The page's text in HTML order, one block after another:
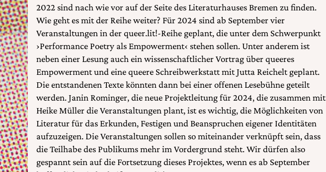
2022 sind nach wie vor auf der Seite des Literaturhauses Bremen zu finden.
Wie geht es mit der Reihe weiter? Für 2024 sind ab September vier
Veranstaltungen in der queer.lit!-Reihe geplant, die unter dem Schwerpunkt
›Performance Poetry als Empowerment‹ stehen sollen. Unter anderem ist
neben einer Lesung auch ein wissenschaftlicher Vortrag über queeres
Empowerment und eine queere Schreibwerkstatt mit Jutta Reichelt geplant.
Die entstandenen Texte könnten dann bei einer offenen Lesebühne geteilt
werden. Janin Rominger, die neue Projektleitung für 2024, die zusammen mit
Heike Müller die Veranstaltungen plant, ist es wichtig, die Möglichkeiten von
Literatur für das Erkunden, Festigen und Beanspruchen eigener Identitäten
aufzuzeigen. Die Veranstaltungen sollen so miteinander verknüpft sein, dass
die Teilhabe des Publikums mehr im Vordergrund steht. Wir dürfen also
gespannt sein auf die Fortsetzung dieses Projektes, wenn es ab September